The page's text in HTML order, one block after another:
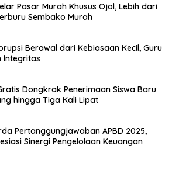
Pasar Murah Khusus Ojol, Lebih dari
Sembako Murah
Berawal dari Kebiasaan Kecil, Guru
Integritas
Dongkrak Penerimaan Siswa Baru
hingga Tiga Kali Lipat
Pertanggungjawaban APBD 2025,
Sinergi Pengelolaan Keuangan